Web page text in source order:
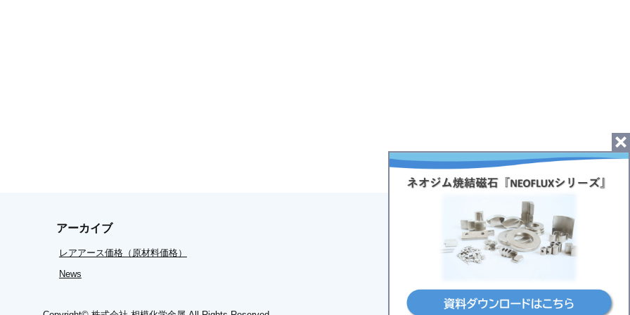
アーカイブ
レアアース価格（原材料価格）
News